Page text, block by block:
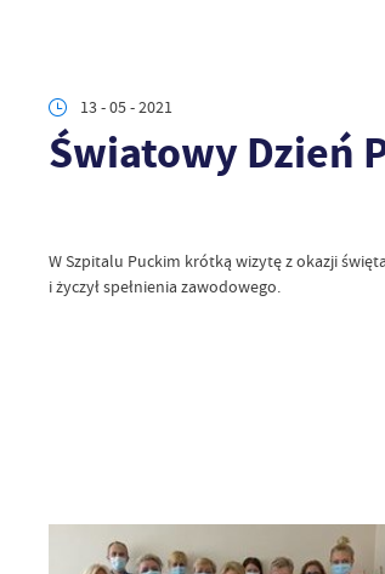
13 - 05 - 2021
Światowy Dzień
WSzpitalu Puckim krótką wizytę z okazji
i życzył spełnienia zawodowego.